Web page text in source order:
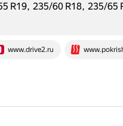
www.drive2.ru
R19, 235/60 R18, 235/65